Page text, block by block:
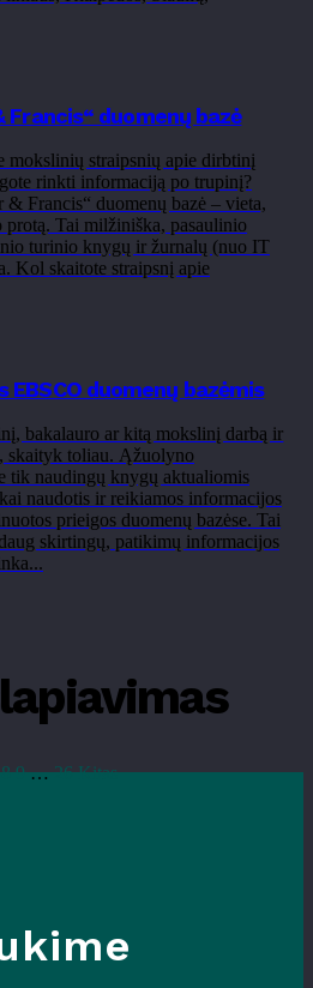
Francis“ duomenų bazė
mokslinių straipsnių apie dirbtinį
rinkti informaciją po trupinį?
& Francis“ duomenų bazė – vieta,
protą. Tai milžiniška, pasaulinio
turinio knygų ir žurnalų (nuo IT
Kol skaitote straipsnį apie
EBSCO duomenų bazėmis
bakalauro ar kitą mokslinį darbą ir
skaityk toliau. Ąžuolyno
tik naudingų knygų aktualiomis
naudotis ir reikiamos informacijos
prieigos duomenų bazėse. Tai
skirtingų, patikimų informacijos
8 9 … 26 Kitas